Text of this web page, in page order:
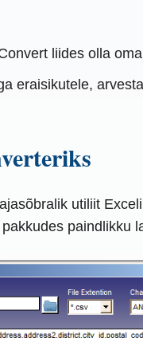
liides olla
eraisikutele,
utiliit
paindlikku